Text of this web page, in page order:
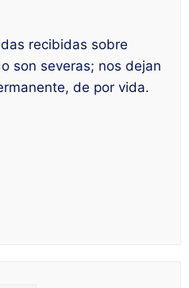
recibidas sobre
son severas; nos dejan
de por vida.